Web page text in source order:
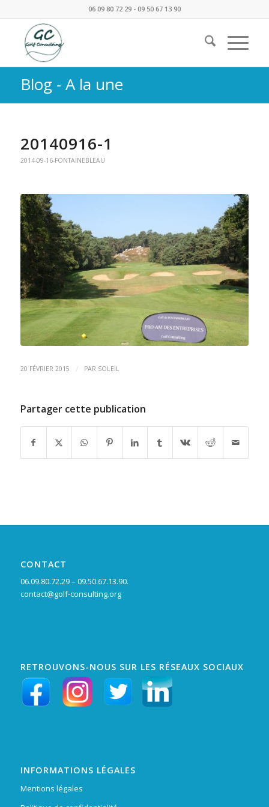
06 09 80 72 29 - 09 50 67 13 90
Blog - A la une
20140916-1
2014-09-16-FONTAINEBLEAU
20 FÉVRIER 2015 / PAR SOLEIL
Partager cette publication
CONTACT
06.09.80.72.29 – 09.50.67.13.90.
contact@golf-consulting.org
RETROUVONS-NOUS SUR LES RÉSEAUX SOCIAUX
INFORMATIONS LÉGALES
Mentions légales